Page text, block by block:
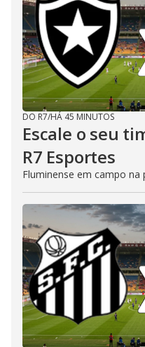
DO R7/HÁ 45 MINUTOS
Escale o seu
R7 Esportes
Fluminense em campo na